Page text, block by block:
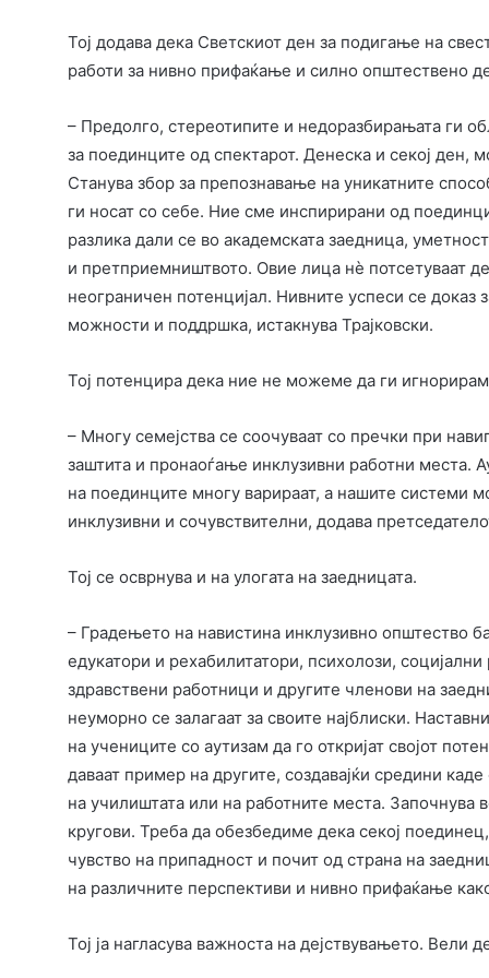
Тој додава дека Светскиот ден за подигање на
работи за нивно прифаќање и силно општествено
– Предолго, стереотипите и недоразбирањата ги
за поединците од спектарот. Денеска и секој
Станува збор за препознавање на уникатните
ги носат со себе. Ние сме инспирирани од
разлика дали се во академската заедница,
и претприемништвото. Овие лица нè потсетуваат
неограничен потенцијал. Нивните успеси се
можности и поддршка, истакнува Трајковски.
Тој потенцира дека ние не можеме да ги
– Многу семејства се соочуваат со пречки при
заштита и пронаоѓање инклузивни работни места.
на поединците многу варираат, а нашите системи
инклузивни и сочувствителни, додава
Тој се осврнува и на улогата на заедницата.
– Градењето на навистина инклузивно општество
едукатори и рехабилитатори, психолози,
здравствени работници и другите членови на
неуморно се залагаат за своите најблиски.
на учениците со аутизам да го откријат својот
даваат пример на другите, создавајќи средини
на училиштата или на работните места.
кругови. Треба да обезбедиме дека секој
чувство на припадност и почит од страна на
на различните перспективи и нивно прифаќање
Тој ја нагласува важноста на дејствувањето. Вели